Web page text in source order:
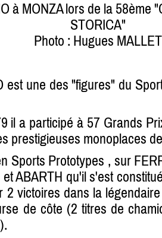
à MONZA lors de la 58ème
STORICA"
Photo : Hugues MALLET
est une des "figures" du
il a participé à 57 Grands
prestigieuses monoplaces
Sports Prototypes , sur
et ABARTH qu'il s'est
2 victoires dans la
de côte (2 titres de